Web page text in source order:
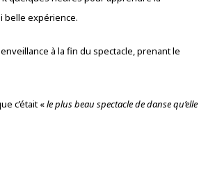
belle expérience.
à la fin du spectacle, prenant le
c’était «le plus beau spectacle de danse qu’elle